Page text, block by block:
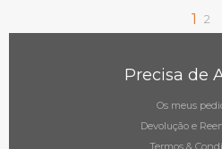
1 2
Precisa de
Os meus
Devolução e
Termos &